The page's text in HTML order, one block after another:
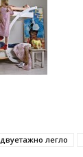
двуетажно легло